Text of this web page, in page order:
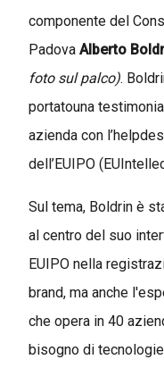
componente del
Padova Alberto
foto sul palco).
portatouna
azienda con
dell’EUIPO
Sul tema, Boldrin è
al centro del suo
EUIPO nella
brand, ma anche
che opera in 40
bisogno di